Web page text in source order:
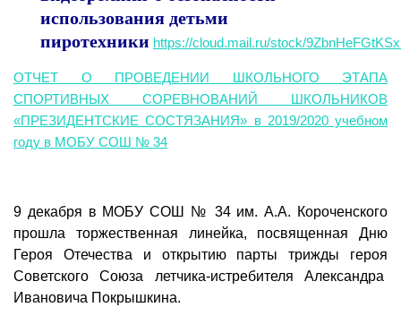
использования детьми
пиротехники https://cloud.mail.ru/stock/
ОТЧЕТ О ПРОВЕДЕНИИ ШКОЛЬНОГО ЭТАПА
СПОРТИВНЫХ СОРЕВНОВАНИЙ ШКОЛЬНИКОВ
«ПРЕЗИДЕНТСКИЕ СОСТЯЗАНИЯ» в 2019/2020 учебном
году в МОБУ СОШ № 34
9 декабря в МОБУ СОШ № 34 им. А.А. Короченского
прошла торжественная линейка, посвященная Дню
Героя Отечества и открытию парты трижды героя
Советского Союза летчика-истребителя Александра
Ивановича Покрышкина.